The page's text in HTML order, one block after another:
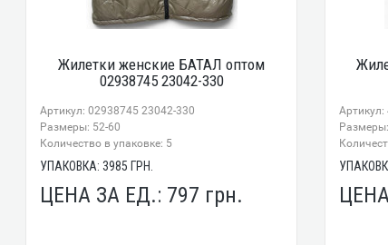
Жилетки женские БАТАЛ оптом
02938745 23042-330
Артикул: 02938745 23042-330
Размеры: 52-60
Количество в упаковке: 5
УПАКОВКА:3985ГРН.
ЦЕНА ЗА ЕД.: 797 грн.
Артикул: